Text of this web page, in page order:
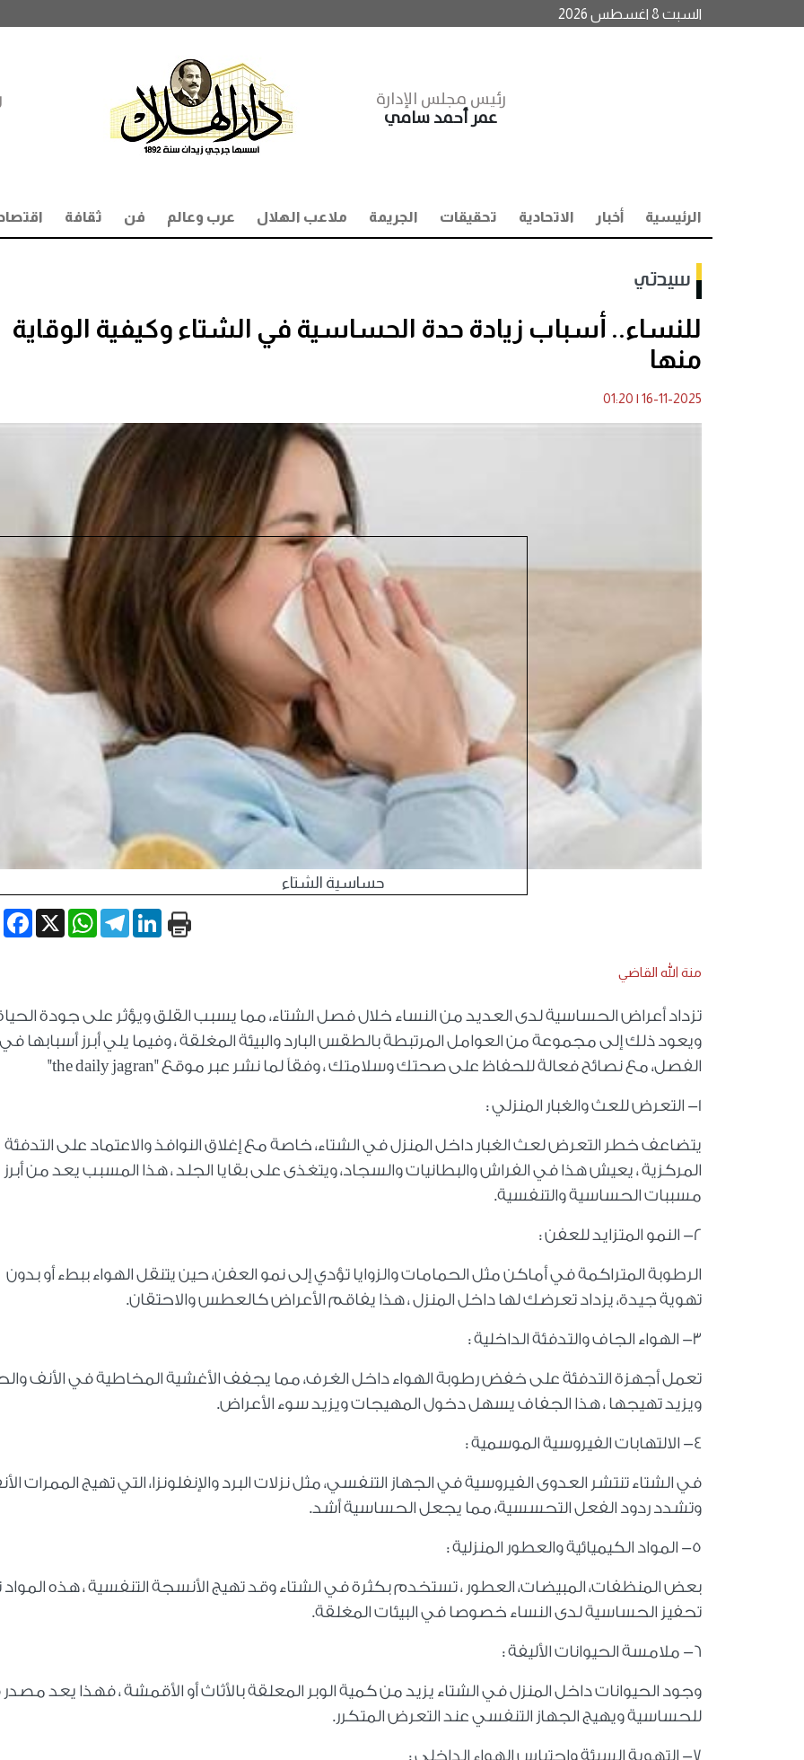
السبت 8 اغسطس 2026
رئيس مجلس الإدارة
عمر أحمد سامي
الرئيسية أخبار الاتحادية تحقيقات الجريمة ملاعب الهلال عرب وعالم فن ثقافة
سيدتي
للنساء.. أسباب زيادة حدة الحساسية في الشتاء وكيفية الوقاية
منها
16-11-2025
|
01:20
حساسية الشتاء
X
WhatsApp
TelegramLinkedIn
منة الله القاضي
تزداد أعراض الحساسية لدى العديد من النساء خلال فصل الشتاء، مما يسبب القلق ويؤثر على جودة
ويعود ذلك إلى مجموعة من العوامل المرتبطة بالطقس البارد والبيئة المغلقة ، وفيما يلي أبرز أسبابها
الفصل، مع نصائح فعالة للحفاظ على صحتك وسلامتك ، وفقاً لما نشر عبر موقع "the daily jagran"
1- التعرض للعث والغبار المنزلي :
يتضاعف خطر التعرض لعث الغبار داخل المنزل في الشتاء، خاصة مع إغلاق النوافذ والاعتماد على التدفئة
المركزية ، يعيش هذا في الفراش والبطانيات والسجاد، ويتغذى على بقايا الجلد ، هذا المسبب يعد من أبرز
مسببات الحساسية والتنفسية.
2- النمو المتزايد للعفن :
الرطوبة المتراكمة في أماكن مثل الحمامات والزوايا تؤدي إلى نمو العفن، حين يتنقل الهواء ببطء أو بدون
تهوية جيدة، يزداد تعرضك لها داخل المنزل ، هذا يفاقم الأعراض كالعطس والاحتقان.
3- الهواء الجاف والتدفئة الداخلية :
تعمل أجهزة التدفئة على خفض رطوبة الهواء داخل الغرف، مما يجفف الأغشية المخاطية في الأنف
ويزيد تهيجها ، هذا الجفاف يسهل دخول المهيجات ويزيد سوء الأعراض.
4- الالتهابات الفيروسية الموسمية :
في الشتاء تنتشر العدوى الفيروسية في الجهاز التنفسي، مثل نزلات البرد والإنفلونزا، التي تهيج الممرات
وتشدد ردود الفعل التحسسية، مما يجعل الحساسية أشد.
5- المواد الكيميائية والعطور المنزلية :
بعض المنظفات، المبيضات، العطور ، تستخدم بكثرة في الشتاء وقد تهيج الأنسجة التنفسية ، هذه المواد
تحفيز الحساسية لدى النساء خصوصا في البيئات المغلقة.
6- ملامسة الحيوانات الأليفة :
وجود الحيوانات داخل المنزل في الشتاء يزيد من كمية الوبر المعلقة بالأثاث أو الأقمشة ، فهذا يعد
للحساسية ويهيج الجهاز التنفسي عند التعرض المتكرر.
7- التهوية السيئة واحتباس الهواء الداخلي :